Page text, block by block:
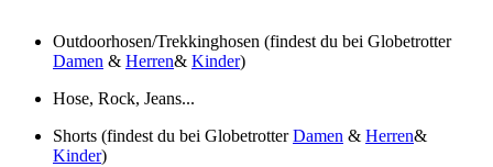
Outdoorhosen/Trekkinghosen (findest du bei Globetrotter
Damen & Herren& Kinder)
Hose, Rock, Jeans...
Shorts (findest du bei GlobetrotterDamen & Herren&
Kinder)